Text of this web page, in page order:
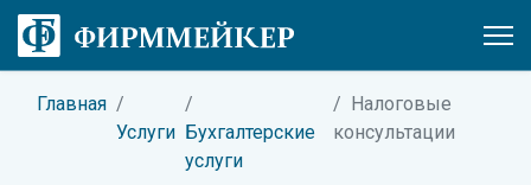
Главная
Услуги Бухгалтерские
услуги
Налоговые
консультации